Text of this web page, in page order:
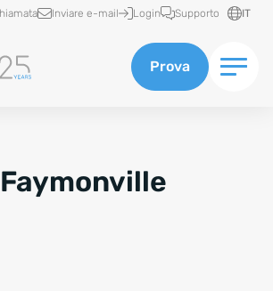
rapidoInviare e-mail Login Supporto IT
Prova